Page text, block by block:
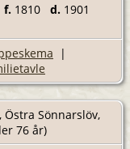
f. 1810 d. 1901
|
Östra Sönnarslöv,
76 år)